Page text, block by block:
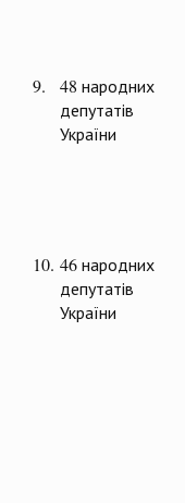
9.
48 народних
депутатів
України
10. 46 народних
депутатів
України